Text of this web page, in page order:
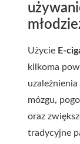
Użycie E-
kilkoma
mózgu,
oraz
tradycyjne